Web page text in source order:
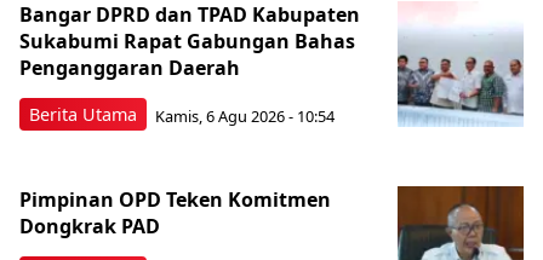
Berita Utama
Bangar DPRD dan TPAD Kabupaten
Sukabumi Rapat Gabungan Bahas
Penganggaran Daerah
Kamis, 6 Agu 2026 - 10:54
Pimpinan OPD Teken Komitmen
Dongkrak PAD